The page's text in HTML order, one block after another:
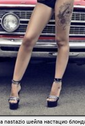
тюнинг классика мышцы
классика передок мышцы
nastazio шейла настацио